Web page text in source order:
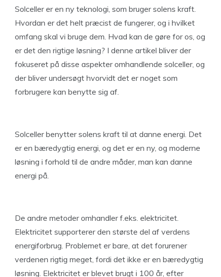
Solceller er en ny teknologi, som bruger solens kraft.
Hvordan er det helt præcist de fungerer, og i hvilket
omfang skal vi bruge dem. Hvad kan de gøre for os, og
er det den rigtige løsning? I denne artikel bliver der
fokuseret på disse aspekter omhandlende solceller, og
der bliver undersøgt hvorvidt det er noget som
forbrugere kan benytte sig af.
Solceller benytter solens kraft til at danne energi. Det
er en bæredygtig energi, og det er en ny, og moderne
løsning i forhold til de andre måder, man kan danne
energi på.
De andre metoder omhandler f.eks. elektricitet.
Elektricitet supporterer den største del af verdens
energiforbrug. Problemet er bare, at det forurener
verdenen rigtig meget, fordi det ikke er en bæredygtig
løsning. Elektricitet er blevet brugt i 100 år, efter